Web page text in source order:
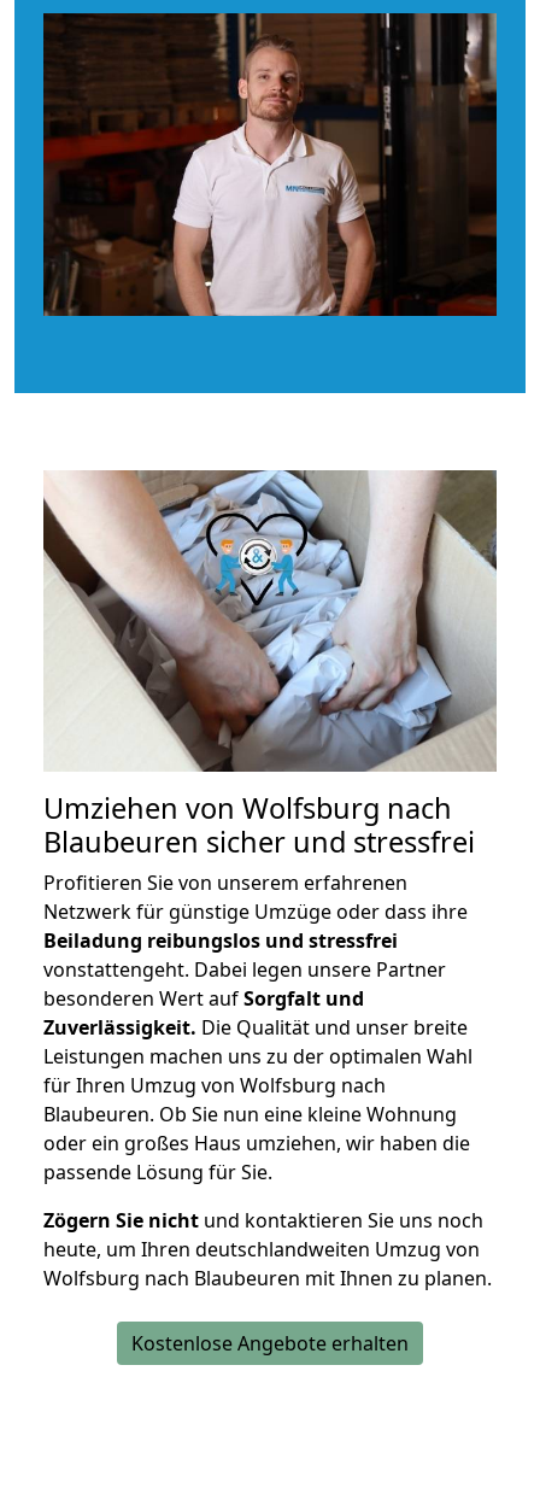
Umziehen von Wolfsburg nach
Blaubeuren sicher und stressfrei
Profitieren Sie von unserem erfahrenen
Netzwerk für günstige Umzüge oder dass ihre
Beiladung reibungslos und stressfrei
vonstattengeht. Dabei legen unsere Partner
besonderen Wert aufSorgfalt und
Zuverlässigkeit. Die Qualität und unser breite
Leistungen machen uns zu der optimalen Wahl
für Ihren Umzug von Wolfsburg nach
Blaubeuren. Ob Sie nun eine kleine Wohnung
oder ein großes Haus umziehen, wir haben die
passende Lösung für Sie.
Zögern Sie nicht und kontaktieren Sie uns noch
heute, um Ihren deutschlandweiten Umzug von
Wolfsburg nach Blaubeuren mit Ihnen zu planen.
Kostenlose Angebote erhalten